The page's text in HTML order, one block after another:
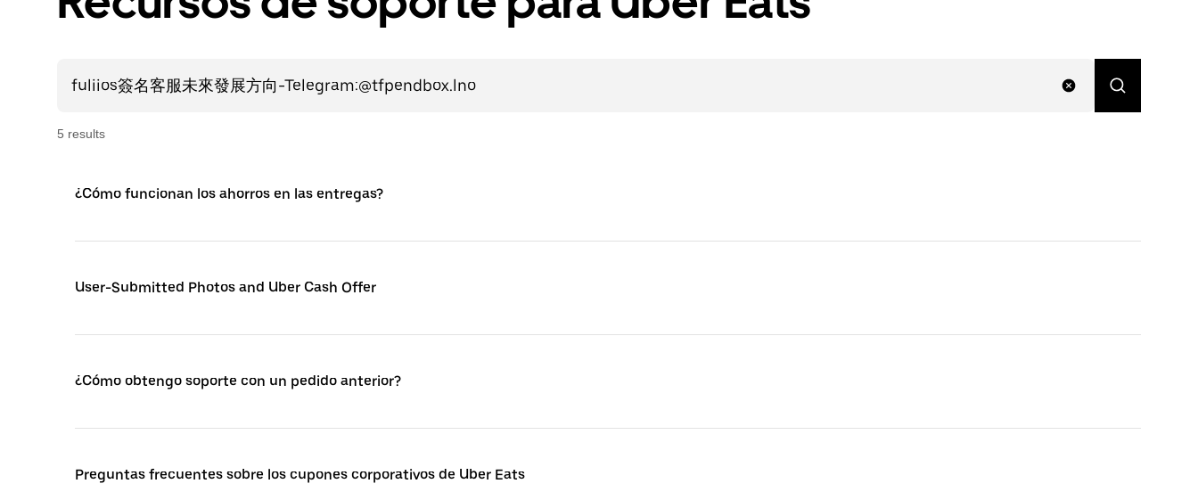
5 results
¿Cómo funcionan los ahorros en las entregas?
User-Submitted Photos and Uber Cash Offer
¿Cómo obtengo soporte con un pedido anterior?
Preguntas frecuentes sobre los cupones corporativos de Uber Eats